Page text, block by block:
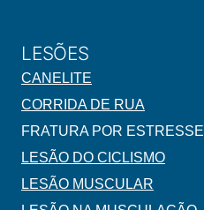
LESÕES
CANELITE
CORRIDA DE RUA
FRATURA POR ESTRESSE
LESÃO DO CICLISMO
LESÃO MUSCULAR